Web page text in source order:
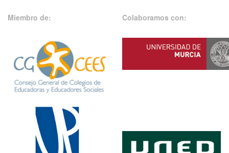
Miembro de: Colaboramos con: